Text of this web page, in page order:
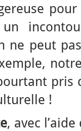
ne peut
pris
!
, avec l’aide